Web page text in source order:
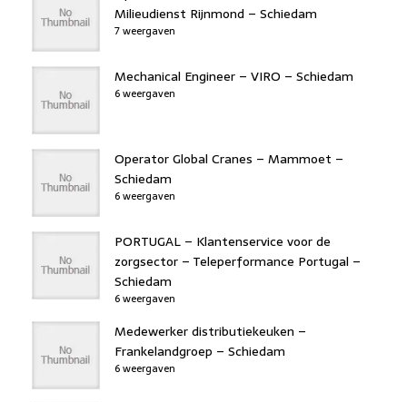
Milieudienst Rijnmond – Schiedam
7 weergaven
Mechanical Engineer – VIRO – Schiedam
6 weergaven
Operator Global Cranes – Mammoet –
Schiedam
6 weergaven
PORTUGAL – Klantenservice voor de
zorgsector – Teleperformance Portugal –
Schiedam
6 weergaven
Medewerker distributiekeuken –
Frankelandgroep – Schiedam
6 weergaven